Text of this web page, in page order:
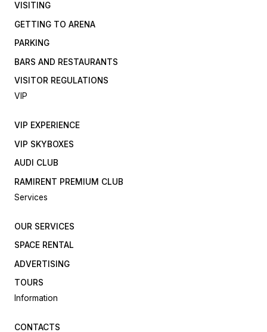
VISITING
GETTING TO ARENA
PARKING
BARS AND RESTAURANTS
VISITOR REGULATIONS
VIP
VIP EXPERIENCE
VIP SKYBOXES
AUDI CLUB
RAMIRENT PREMIUM CLUB
Services
OUR SERVICES
SPACE RENTAL
ADVERTISING
TOURS
Information
CONTACTS